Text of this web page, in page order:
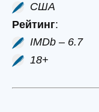
США
Рейтинг:
IMDb – 6.7
18+